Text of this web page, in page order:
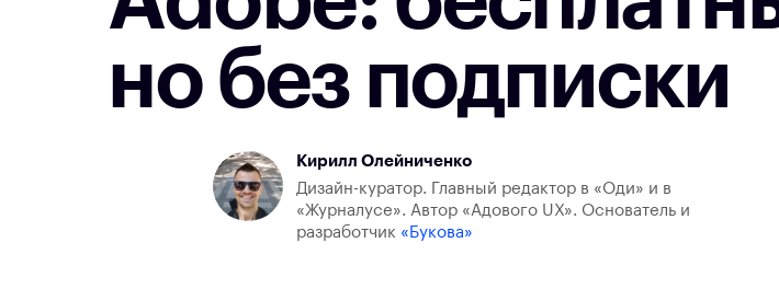
но без подписки
Кирилл Олейниченко
Дизайн-куратор. Главный редактор в «Оди» и в
«Журналусе». Автор «Адового UX». Основатель и
разработчик «Букова»